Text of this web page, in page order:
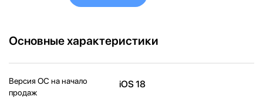
Основные характеристики
Версия ОС на начало
продаж
iOS 18